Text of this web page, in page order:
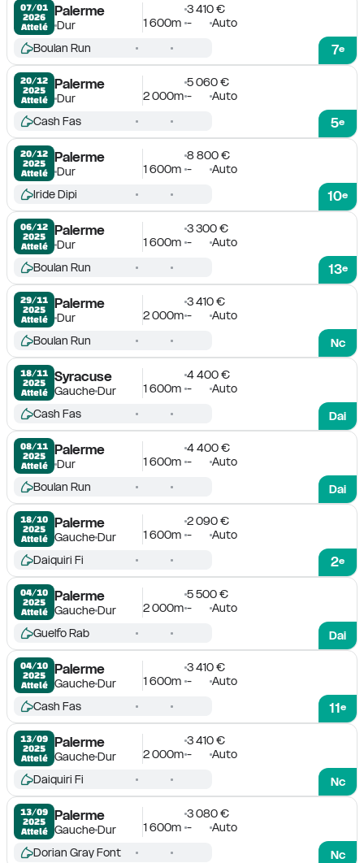
07/01
2026
Attelé
Palerme
Dur
3 410 €
1 600m - Auto
7e
Boulan Run
20/12
2025
Attelé
Palerme
Dur
5 060 €
2 000m - Auto
5e
Cash Fas
20/12
2025
Attelé
Palerme
Dur
8 800 €
1 600m - Auto
10e
Iride Dipi
06/12
2025
Attelé
Palerme
Dur
3 300 €
1 600m - Auto
13e
Boulan Run
29/11
2025
Attelé
Palerme
Dur
3 410 €
2 000m -
Auto
Nc
Boulan Run
18/11
2025
Attelé
Syracuse
GaucheDur
4 400 €
1 600m -
Auto
Dai
Cash Fas
08/11
2025
Attelé
Palerme
Dur
4 400 €
1 600m -
Auto
Dai
Boulan Run
18/10
2025
Attelé
Palerme
GaucheDur
2 090 €
1 600m - Auto
2e
Daiquiri Fi
04/10
2025
Attelé
Palerme
GaucheDur
5 500 €
2 000m -
Auto
Dai
Guelfo Rab
04/10
2025
Attelé
Palerme
GaucheDur
3 410 €
1 600m - Auto
11e
Cash Fas
13/09
2025
Attelé
Palerme
GaucheDur
3 410 €
2 000m -
Auto
Nc
Daiquiri Fi
13/09
2025
Attelé
Palerme
GaucheDur
3 080 €
1 600m -
Auto
Nc
Dorian Gray Font